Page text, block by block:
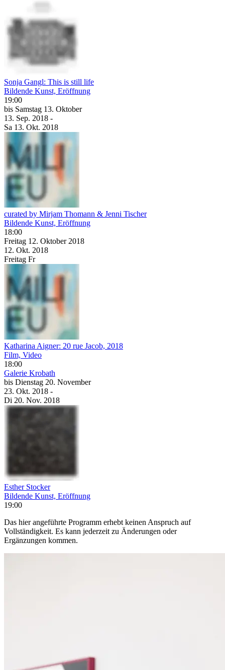
Sonja Gangl: This is still life
Bildende Kunst, Eröffnung
19:00
bis Samstag 13. Oktober
13. Sep. 2018 -
Sa 13. Okt. 2018
curated by Mirjam Thomann & Jenni Tischer
Bildende Kunst, Eröffnung
18:00
Freitag 12. Oktober 2018
12. Okt. 2018
Freitag Fr
Katharina Aigner: 20 rue Jacob, 2018
Film, Video
18:00
Galerie Krobath
bis Dienstag 20. November
23. Okt. 2018 -
Di 20. Nov. 2018
Esther Stocker
Bildende Kunst, Eröffnung
19:00
Das hier angeführte Programm erhebt keinen Anspruch auf
Vollständigkeit. Es kann jederzeit zu Änderungen oder
Ergänzungen kommen.